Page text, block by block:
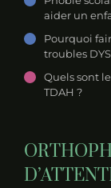
aider un
Pourquoi
troubles
Quels sont
TDAH ?